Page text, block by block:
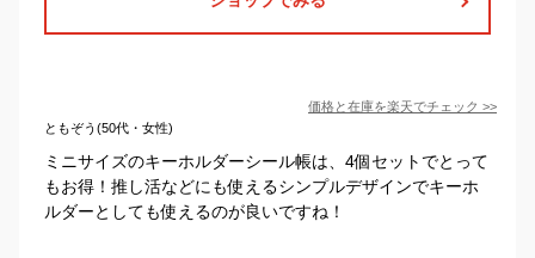
価格と在庫を楽天でチェック >>
ともぞう(50代・女性)
ミニサイズのキーホルダーシール帳は、4個セットでとって
もお得！推し活などにも使えるシンプルデザインでキーホ
ルダーとしても使えるのが良いですね！